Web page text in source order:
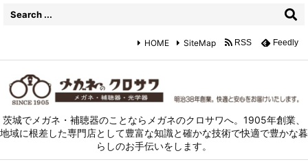
茨城でメガネ・補聴器のことならメガネのクロサワへ。1905年創業、
地域に根差した専門店として豊富な知識と確かな技術で快適で豊かな暮
らしのお手伝いをします。
HOME SiteMap RSS Feedly